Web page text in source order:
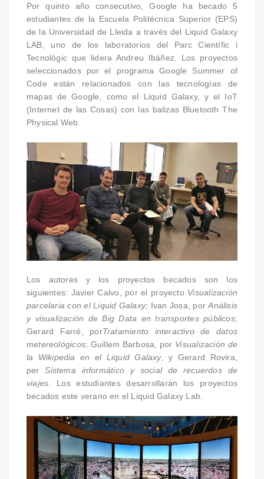
Por quinto año consecutivo, Google ha becado 5
estudiantes de la Escuela Politécnica Superior (EPS)
de la Universidad de Lleida a través del Liquid Galaxy
LAB, uno de los laboratorios del Parc Científic i
Tecnològic que lidera Andreu Ibáñez. Los proyectos
seleccionados por el programa Google Summer of
Code están relacionados con las tecnologías de
mapas de Google, como el Liquid Galaxy, y el IoT
(Internet de las Cosas) con las balizas Bluetooth The
Physical Web.
Los autores y los proyectos becados son los
siguientes: Javier Calvo, por el proyecto Visualización
parcelaria con el Liquid Galaxy; Ivan Josa, porAnálisis
y visualización de Big Data en transportes públicos;
Gerard Farré, porTratamiento interactivo de datos
metereológicos; Guillem Barbosa, por Visualización de
la Wikipedia en el Liquid Galaxy, y Gerard Rovira,
perSistema informático y social de recuerdos de
viajes . Los estudiantes desarrollarán los proyectos
becados este verano en el Liquid Galaxy Lab.